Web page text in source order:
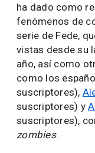
ha dado como
fenómenos de
serie de Fede,
vistas desde su
año, así como
como los
suscriptores),
suscriptores) y
suscriptores),
zombies.